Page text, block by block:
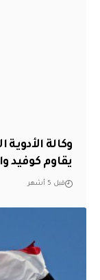
وكالة
يقاوم كوفيد
قبل 5 أشهر